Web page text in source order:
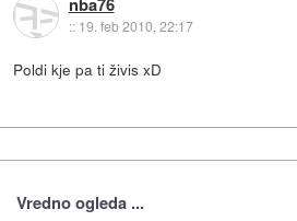
:: 19. feb 2010, 22:17
Poldi kje pa ti živis xD
Vredno ogleda ...